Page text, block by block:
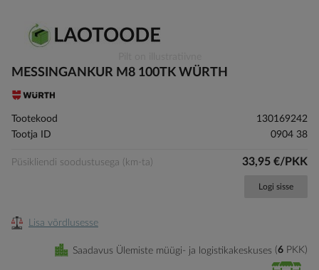
to
beginning
of
images
gallery
MESSINGANKUR M8 100TK WÜRTH
Tootekood
130169242
Tootja ID
0904 38
Püsikliendi soodustusega (km-ta) 33,95 €/PKK
Logi sisse
Lisa võrdlusesse
Saadavus Ülemiste müügi- ja logistikakeskuses 6 PKK